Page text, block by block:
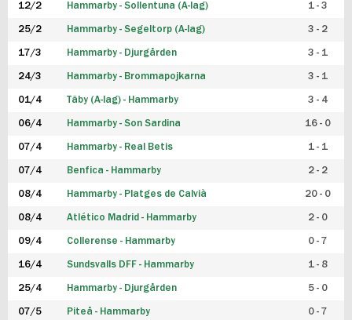
F19
FUTSAL HERR
FUTSAL DAM
12/2 Hammarby - Sollentuna (A-lag) 1 - 3
25/2 Hammarby - Segeltorp (A-lag) 3 - 2
17/3 Hammarby - Djurgården 3 - 1
24/3 Hammarby - Brommapojkarna 3 - 1
01/4 Täby (A-lag) - Hammarby 3 - 4
06/4 Hammarby - Son Sardina 16 - 0
07/4 Hammarby - Real Betis 1 - 1
07/4 Benfica - Hammarby 2 - 2
08/4 Hammarby - Platges de Calvià 20 - 0
08/4 Atlético Madrid - Hammarby 2 - 0
09/4 Collerense - Hammarby 0 - 7
16/4 Sundsvalls DFF - Hammarby 1 - 8
25/4 Hammarby - Djurgården 5 - 0
07/5 Piteå - Hammarby 0 - 7